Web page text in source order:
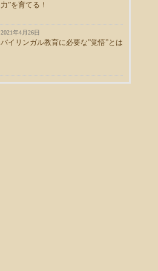
力”を育てる！
2021年4月26日
バイリンガル教育に必要な”覚悟”とは